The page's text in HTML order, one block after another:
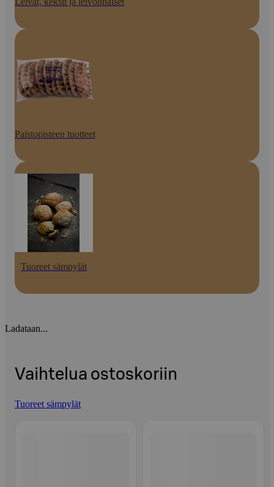
Paistopisteen tuotteet
Tuoreet sämpylät
Ladataan...
Vaihtelua ostoskoriin
Tuoreet sämpylät